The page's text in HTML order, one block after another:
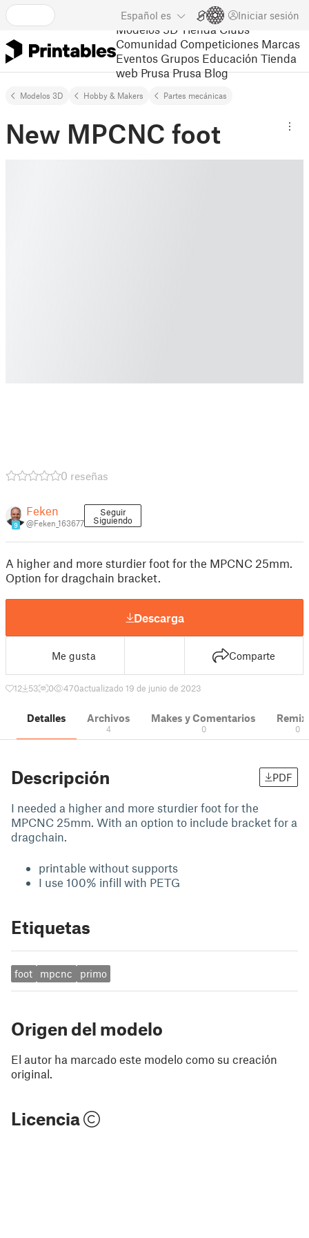
Español es Iniciar sesión
Modelos 3D Tienda Clubs
Comunidad Competiciones Marcas
Eventos Grupos Educación Tienda
web Prusa Prusa Blog
Modelos 3D Hobby & Makers Partes mecánicas
New MPCNC foot
0 reseñas
9
Feken
@Feken_163677
Seguir
Siguiendo
A higher and more sturdier foot for the MPCNC 25mm.
Option for dragchain bracket.
Descarga
Me gusta Comparte
12 53 0 470actualizado 19 de junio de 2023
Detalles Archivos
4
Makes y Comentarios
0 0
Descripción PDF
I needed a higher and more sturdier foot for the
MPCNC 25mm. With an option to include bracket for a
dragchain.
printable without supports
I use 100% infill with PETG
Etiquetas
foot mpcnc primo
Origen del modelo
El autor ha marcado este modelo como su creación
original.
Licencia